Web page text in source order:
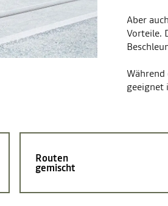
Aber
Vorteile.
geeignet
Routen
gemischt